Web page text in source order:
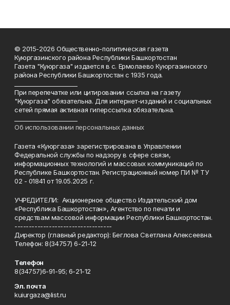
© 2015-2026 Общественно-политическая газета
Куюргазинского района Республики Башкортостан
Газета "Куюргаза" издается в с. Ермолаево Куюргазинского
района Республики Башкортостан с 1935 года.
При перепечатке или цитировании ссылка на газету
"Куюргаза" обязательна. Для интернет-изданий и социальных
сетей прямая активная гиперссылка обязательна.
Об использовании персональных данных
Газета «Куюргаза» зарегистрирована в Управлении
Федеральной службы по надзору в сфере связи,
информационных технологий и массовых коммуникаций по
Республике Башкортостан. Регистрационный номер ПИ № ТУ
02 - 01841 от 19.05.2025 г.
УЧРЕДИТЕЛИ: Акционерное общество Издательский дом
«Республика Башкортостан», Агентство по печати и
средствам массовой информации Республики Башкортостан.
----------------------------------
Директор (главный редактор): Беглова Светлана Алексеевна.
Телефон: 8(34757) 6-21-12
Телефон
8(34757)6-91-95; 6-21-12
Эл. почта
kuiurgaza@list.ru